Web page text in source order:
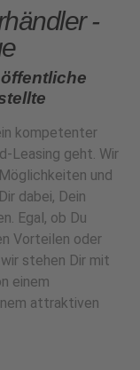
-
kompetenter
Leasing geht. Wir
und
dabei, Dein
Egal, ob Du
Vorteilen oder
stehen Dir mit
einem
attraktiven